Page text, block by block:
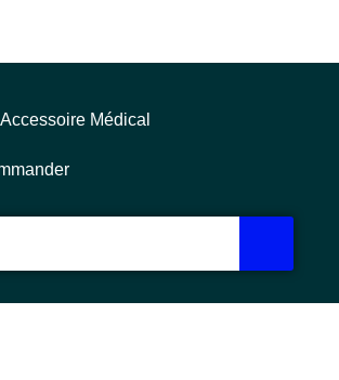
Accessoire Médical